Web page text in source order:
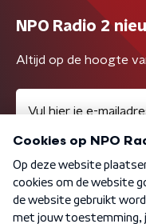
NPO Radio 2
Altijd op de hoogte
Algemene